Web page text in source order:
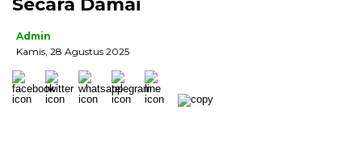
Secara Damai
Admin
Kamis, 28 Agustus 2025